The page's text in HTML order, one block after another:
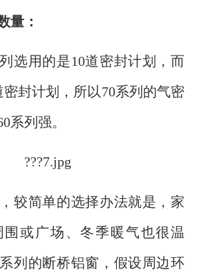
量：
用的是10道密封计划，而
密封计划，所以70系列的气密
系列强。
简单的选择办法就是，家
围或广场、冬季暖气也很温
列的断桥铝窗，假设周边环